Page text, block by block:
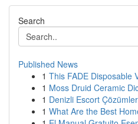
Search
Published News
1 This FADE Disposable
1 Moss Druid Ceramic
1 Denizli Escort
1 What Are the Best